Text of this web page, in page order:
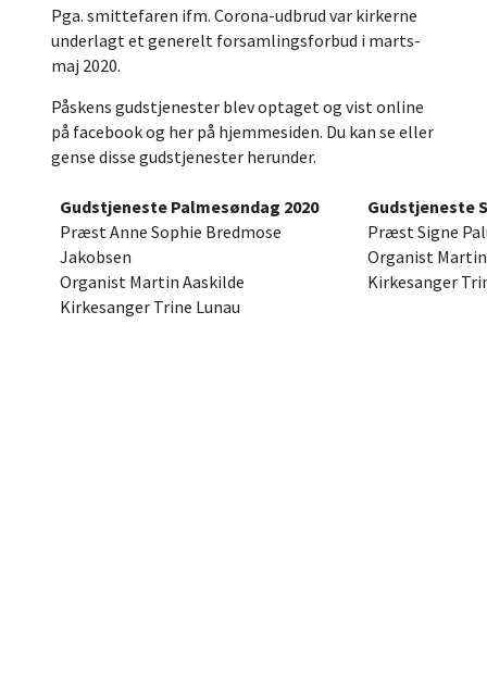
Pga. smittefaren ifm. Corona-udbrud var kirkerne
underlagt et generelt forsamlingsforbud i marts-
maj 2020.
Påskens gudstjenester blev optaget og vist online
på facebook og her på hjemmesiden. Du kan se eller
gense disse gudstjenester herunder.
Gudstjeneste Palmesøndag 2020
Præst Anne Sophie Bredmose
Jakobsen
Organist Martin Aaskilde
Kirkesanger Trine Lunau
Gudstjeneste
Præst Signe
Organist
Kirkesanger